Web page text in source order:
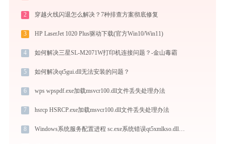
2 穿越火线闪退怎么解决？7种排查方案彻底修复
3 HP LaserJet 1020 Plus驱动下载(官方Win10/Win11)
4 如何解决三星SL-M2071W打印机连接问题？-金山毒霸
5 如何解决qt5gui.dll无法安装的问题？
6 wps wpspdf.exe加载msvcr100.dll文件丢失处理办法
7 hsrcp HSRCP.exe加载msvcr100.dll文件丢失处理办法
8 Windows系统服务配置进程 sc.exe系统错误qt5xmlkso.dll丢失如何解决